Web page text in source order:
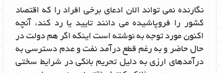
نگارنده نمی تواند الان ادعای برخی افراد را که اقتصاد
کشور را فروپاشیده می دانند تایید یا رد کند، آنچه
اکنون مورد توجه به نوشته است اینکه اگر هم دولت در
حال حاضر و به رغم قطع درآمد نفت و عدم دسترسی به
درآمدهای ارزی به دلیل تحریم بانکی در شرایط سختی